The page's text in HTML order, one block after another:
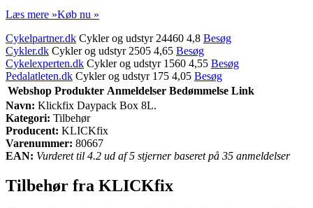
Læs mere »Køb nu »
Cykelpartner.dk Cykler og udstyr 24460 4,8 Besøg
Cykler.dk Cykler og udstyr 2505 4,65 Besøg
Cykelexperten.dk Cykler og udstyr 1560 4,55 Besøg
Pedalatleten.dk Cykler og udstyr 175 4,05 Besøg
Webshop Produkter Anmeldelser Bedømmelse Link
Navn: Klickfix Daypack Box 8L.
Kategori: Tilbehør
Producent: KLICKfix
Varenummer: 80667
EAN: Vurderet til 4.2 ud af 5 stjerner baseret på 35 anmeldelser
Tilbehør fra KLICKfix